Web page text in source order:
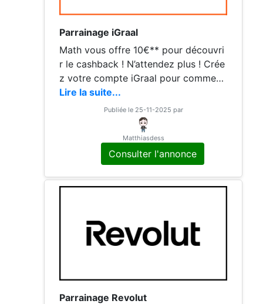
Parrainage iGraal
Math vous offre 10€** pour découvri
r le cashback ! N’attendez plus ! Crée
z votre compte iGraal pour commenc
er à économiser sur tous vos achats
sur internet.
Lire la suite...
Publiée le 25-11-2025 par
Matthiasdess
Consulter l'annonce
Parrainage Revolut